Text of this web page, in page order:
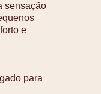
sensação
e
para